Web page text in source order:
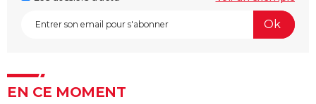
EN CE MOMENT